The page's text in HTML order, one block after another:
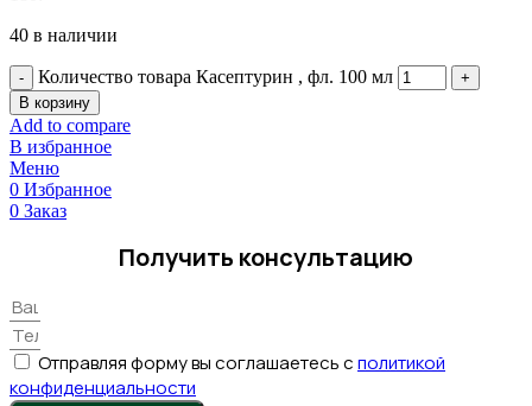
40 в наличии
Количество товара Касептурин , фл. 100 мл
В корзину
Add to compare
В избранное
Меню
0 Избранное
0 Заказ
Получить консультацию
Отправляя форму вы соглашаетесь сполитикой
конфиденциальности